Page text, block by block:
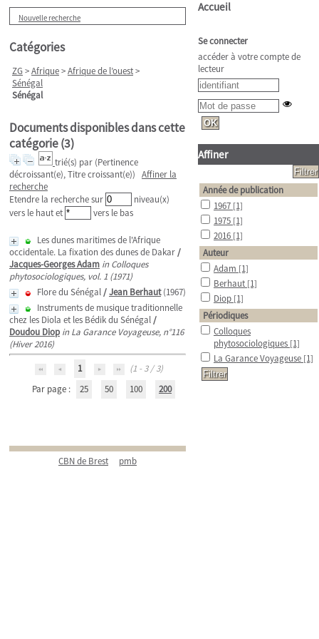
Nouvelle recherche
Catégories
ZG >Afrique>Afrique de l’ouest>
Sénégal
Sénégal
Documents disponibles dans cette
catégorie (3)
trié(s) par (Pertinence
décroissant(e), Titre croissant(e)) Affiner la
recherche
Etendre la recherche sur
niveau(x)
vers le haut et
vers le bas
Les dunes maritimes de l'Afrique
occidentale. La fixation des dunes de Dakar/
Jacques-Georges Adam in Colloques
phytosociologiques, vol. 1 (1971)
Flore du Sénégal/Jean Berhaut(1967)
Instruments de musique traditionnelle
chez les Diola et les Bédik du Sénégal/
Doudou Diop in La Garance Voyageuse, n°116
(Hiver 2016)
1
(1 - 3 / 3)
Par page :
25 50 100 200
CBN de Brest pmb
Accueil
Se connecter
accéder à votre compte de
lecteur
Affiner
Année de publication
1967 [1]
1975 [1]
2016 [1]
Auteur
Adam [1]
Berhaut [1]
Diop [1]
Périodiques
Colloques
phytosociologiques [1]
La Garance Voyageuse [1]